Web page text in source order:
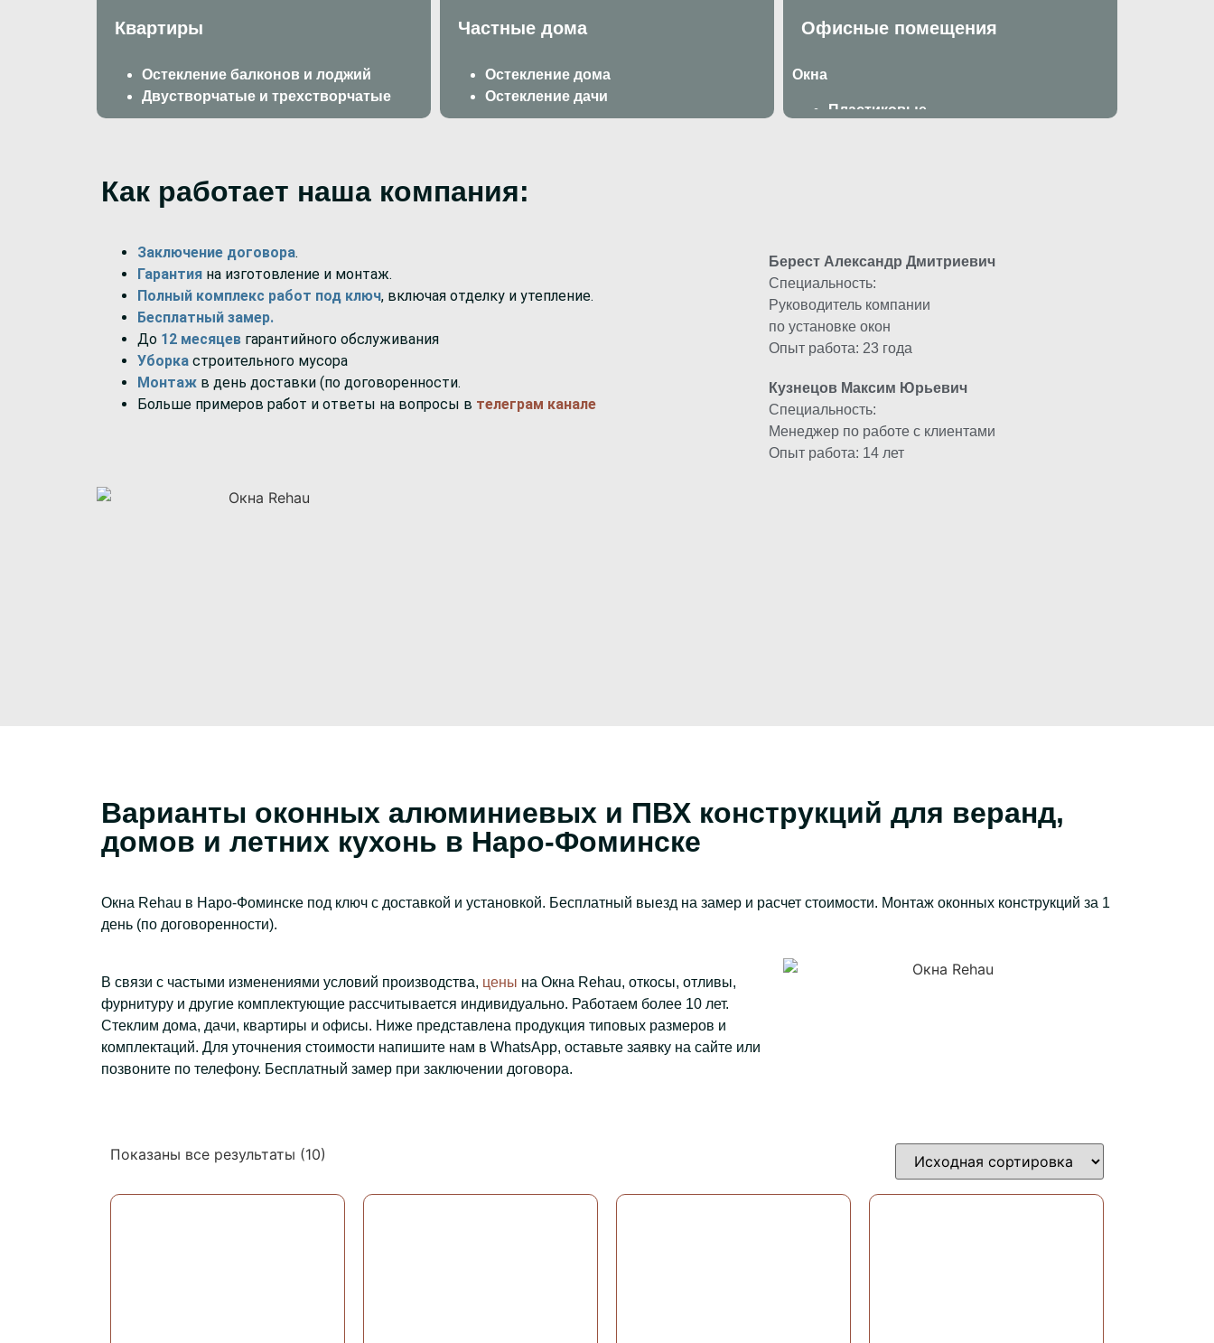
Квартиры
Остекление балконов и лоджий
Двустворчатые и трехстворчатые
окна
Частные дома
Остекление дома
Остекление дачи
Офисные помещения
Окна
Пластиковые
Как работает наша компания:
Заключение договора.
Гарантия на изготовление и монтаж.
Полный комплекс работ под ключ, включая отделку и утепление.
Бесплатный замер.
До 12 месяцев гарантийного обслуживания
Уборка строительного мусора
Монтаж в день доставки (по договоренности.
Больше примеров работ и ответы на вопросы в телеграм канале
Берест Александр Дмитриевич
Специальность:
Руководитель компании
по установке окон
Опыт работа: 23 года
Кузнецов Максим Юрьевич
Специальность:
Менеджер по работе с клиентами
Опыт работа: 14 лет
Варианты оконных алюминиевых и ПВХ конструкций для веранд,
домов и летних кухонь в Наро-Фоминске
Окна Rehau в Наро-Фоминске под ключ с доставкой и установкой. Бесплатный выезд на замер и расчет стоимости. Монтаж оконных конструкций за 1
день (по договоренности).
В связи с частыми изменениями условий производства, цены на Окна Rehau, откосы, отливы,
фурнитуру и другие комплектующие рассчитывается индивидуально. Работаем более 10 лет.
Стеклим дома, дачи, квартиры и офисы. Ниже представлена продукция типовых размеров и
комплектаций. Для уточнения стоимости напишите нам в WhatsApp, оставьте заявку на сайте или
позвоните по телефону. Бесплатный замер при заключении договора.
Показаны все результаты (10)